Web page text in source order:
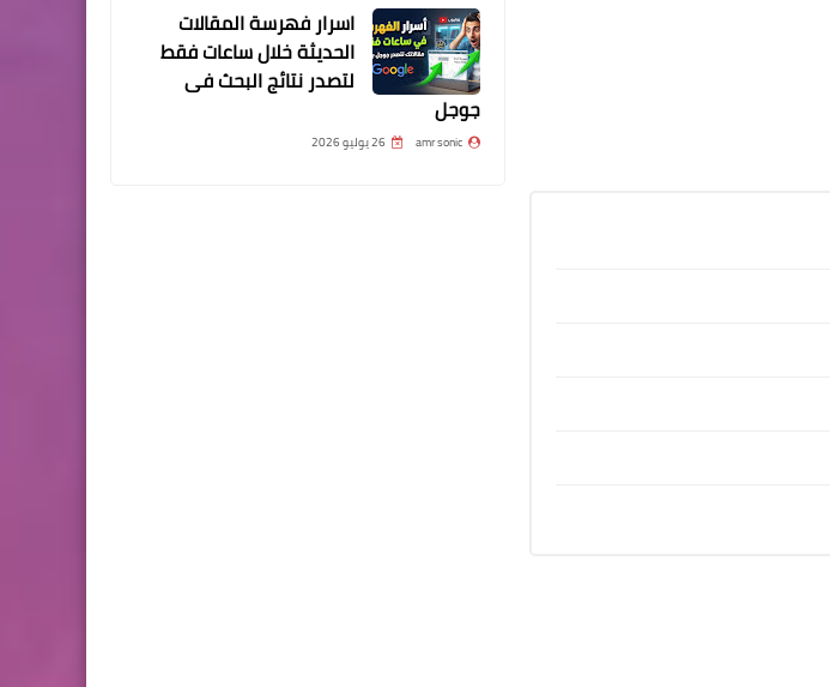
اسرار فهرسة المقالات
الحديثة خلال ساعات فقط
لتصدر نتائج البحث فى
جوجل
amr sonic 26 يوليو 2026